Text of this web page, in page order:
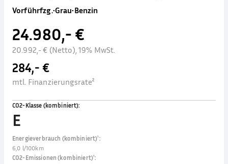
Vorführfzg.•Grau•Benzin
24.980,- €
20.992,- € (Netto), 19% MwSt.
284,- €
mtl. Finanzierungsrate²
CO2-Klasse (kombiniert):
E
Energieverbrauch (kombiniert)¹:
6,0 l/100km
CO2-Emissionen (kombiniert)¹: